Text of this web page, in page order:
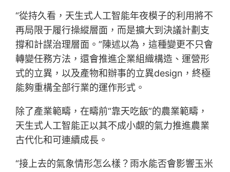
“從持久看，天生式人工智能年夜模子的利用將不
再局限于履行操縱層面，而是擴大到決議計劃支
撐和計謀治理層面。”陳述以為，這種變更不只會
轉變任務方法，還會推進企業組織構造、運營形
式的立異，以及產物和辦事的立異design，終極
能夠重構全部行業的運作形式。
除了產業範疇，在疇前“靠天吃飯”的農業範疇，
天生式人工智能正以其不成小覷的氣力推進農業
古代化和可連續成長。
“接上去的氣象情形怎么樣？雨水能否會影響玉米